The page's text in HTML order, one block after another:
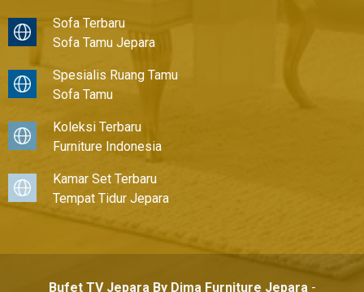
Sofa Terbaru
Sofa Tamu Jepara
Spesialis Ruang Tamu
Sofa Tamu
Koleksi Terbaru
Furniture Indonesia
Kamar Set Terbaru
Tempat Tidur Jepara
Bufet TV Jepara By Dima Furniture Jepara-